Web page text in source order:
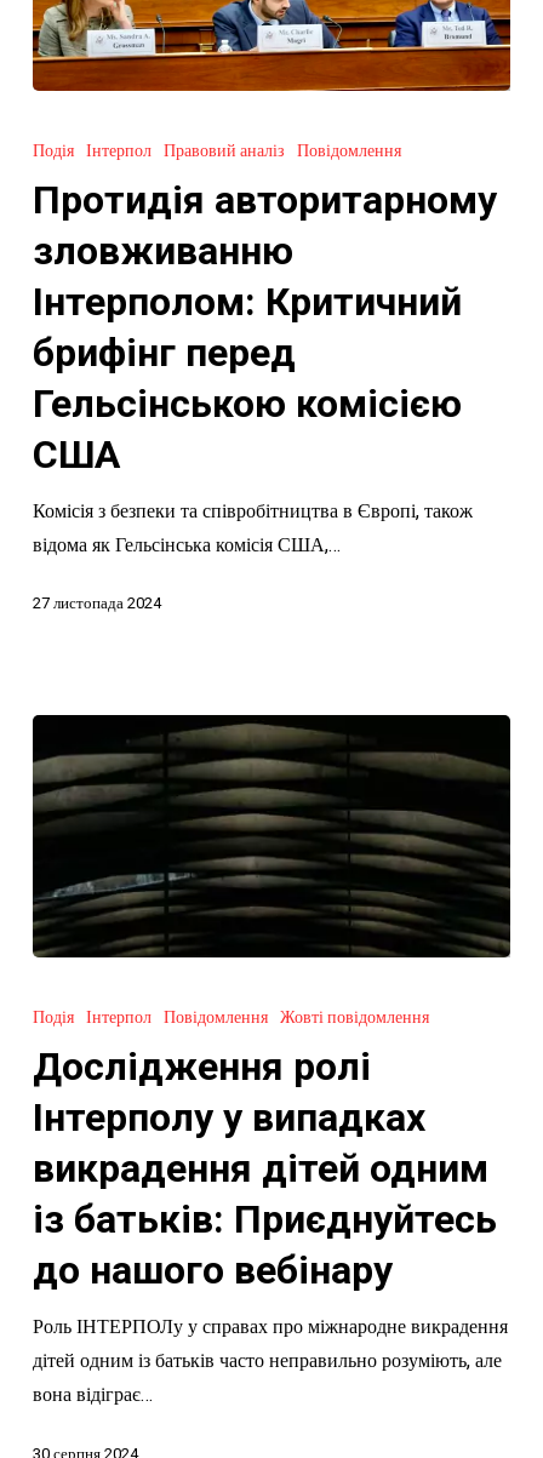
авторитарному
Інтерполом:
Критичний
перед
Гельсінською
комісією
США
Подія Інтерпол Правовий аналіз Повідомлення
Протидія авторитарному
зловживанню
Інтерполом: Критичний
брифінг перед
Гельсінською комісією
США
Комісія з безпеки та співробітництва в Європі, також
відома як Гельсінська комісія США,…
27 листопада 2024
ролі
у
випадках
викрадення
дітей
одним
батьків:
Приєднуйтесь
до
нашого
вебінару
Подія Інтерпол Повідомлення Жовті повідомлення
Дослідження ролі
Інтерполу у випадках
викрадення дітей одним
із батьків: Приєднуйтесь
до нашого вебінару
Роль ІНТЕРПОЛу у справах про міжнародне викрадення
дітей одним із батьків часто неправильно розуміють, але
вона відіграє…